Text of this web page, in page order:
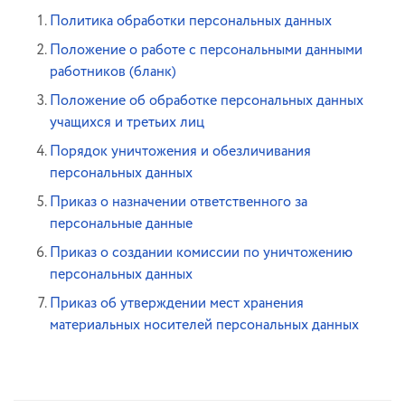
Политика обработки персональных данных
Положение о работе с персональными данными
работников (бланк)
Положение об обработке персональных данных
учащихся и третьих лиц
Порядок уничтожения и обезличивания
персональных данных
Приказ о назначении ответственного за
персональные данные
Приказ о создании комиссии по уничтожению
персональных данных
Приказ об утверждении мест хранения
материальных носителей персональных данных